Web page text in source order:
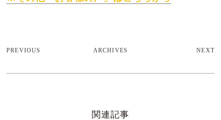
PREVIOUS ARCHIVES NEXT
関連記事